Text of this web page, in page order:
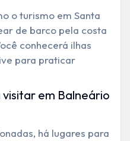
o turismo em Santa
de barco pela costa
conhecerá ilhas
para praticar
em Balneário
há lugares para